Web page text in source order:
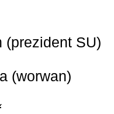
(prezident SU)
(worwan)